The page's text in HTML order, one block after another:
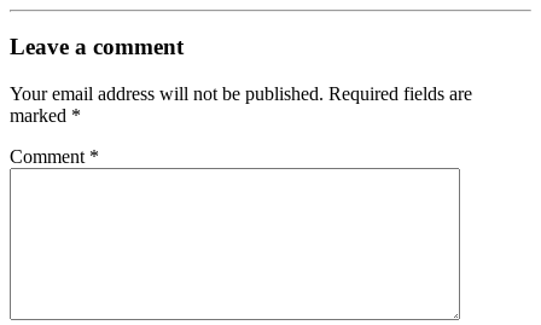
Leave a comment
Your email address will not be published. Required fields are
marked *
Comment *